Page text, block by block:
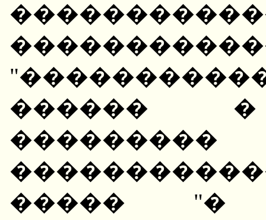
������ �
����� "�